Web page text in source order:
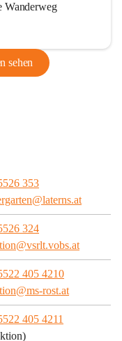
Wanderweg
sehen
353
324
405 4210
rost.at
405 4211